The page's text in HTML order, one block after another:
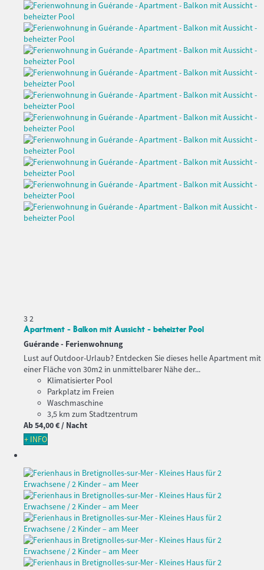
32
Apartment - Balkon mit Aussicht - beheizter Pool
Guérande - Ferienwohnung
Lust auf Outdoor-Urlaub? Entdecken Sie dieses helle Apartment mit
einer Fläche von 30m2 in unmittelbarer Nähe der...
Klimatisierter Pool
Parkplatz im Freien
Waschmaschine
3,5 km zum Stadtzentrum
Ab54,00 €/ Nacht
+ INFO